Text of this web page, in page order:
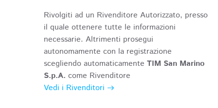
Rivolgiti ad un Rivenditore Autorizzato, presso
il quale ottenere tutte le informazioni
necessarie. Altrimenti prosegui
autonomamente con la registrazione
scegliendo automaticamente TIM San Marino
S.p.A. come Rivenditore
Vedi i Rivenditori